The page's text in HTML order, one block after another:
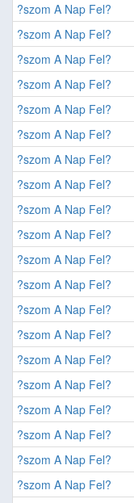
?szom A Nap Fel?
?szom A Nap Fel?
?szom A Nap Fel?
?szom A Nap Fel?
?szom A Nap Fel?
?szom A Nap Fel?
?szom A Nap Fel?
?szom A Nap Fel?
?szom A Nap Fel?
?szom A Nap Fel?
?szom A Nap Fel?
?szom A Nap Fel?
?szom A Nap Fel?
?szom A Nap Fel?
?szom A Nap Fel?
?szom A Nap Fel?
?szom A Nap Fel?
?szom A Nap Fel?
?szom A Nap Fel?
?szom A Nap Fel?